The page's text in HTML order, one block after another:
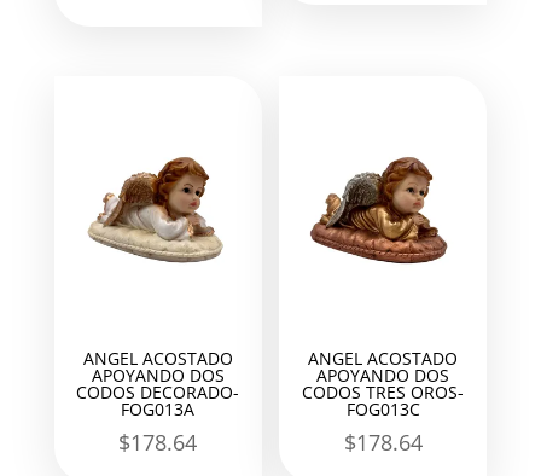
ANGEL ACOSTADO
APOYANDO DOS
CODOS DECORADO-
FOG013A
$178.64
ANGEL ACOSTADO
APOYANDO DOS
CODOS TRES OROS-
FOG013C
$178.64